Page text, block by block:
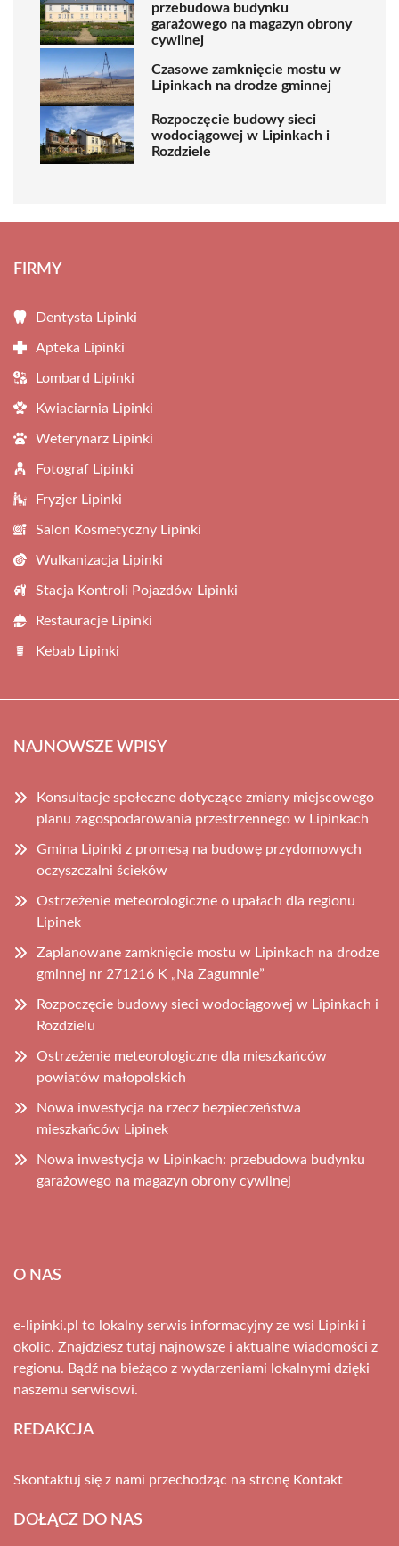
przebudowa budynku
garażowego na magazyn obrony
cywilnej
Czasowe zamknięcie mostu w
Lipinkach na drodze gminnej
Rozpoczęcie budowy sieci
wodociągowej w Lipinkach i
Rozdziele
FIRMY
Dentysta Lipinki
Apteka Lipinki
Lombard Lipinki
Kwiaciarnia Lipinki
Weterynarz Lipinki
Fotograf Lipinki
Fryzjer Lipinki
Salon Kosmetyczny Lipinki
Wulkanizacja Lipinki
Stacja Kontroli Pojazdów Lipinki
Restauracje Lipinki
Kebab Lipinki
NAJNOWSZE WPISY
Konsultacje społeczne dotyczące zmiany miejscowego
planu zagospodarowania przestrzennego w Lipinkach
Gmina Lipinki z promesą na budowę przydomowych
oczyszczalni ścieków
Ostrzeżenie meteorologiczne o upałach dla regionu
Lipinek
Zaplanowane zamknięcie mostu w Lipinkach na drodze
gminnej nr 271216 K „Na Zagumnie”
Rozpoczęcie budowy sieci wodociągowej w Lipinkach i
Rozdzielu
Ostrzeżenie meteorologiczne dla mieszkańców
powiatów małopolskich
Nowa inwestycja na rzecz bezpieczeństwa
mieszkańców Lipinek
Nowa inwestycja w Lipinkach: przebudowa budynku
garażowego na magazyn obrony cywilnej
O NAS
e-lipinki.pl to lokalny serwis informacyjny ze wsi Lipinki i
okolic. Znajdziesz tutaj najnowsze i aktualne wiadomości z
regionu. Bądź na bieżąco z wydarzeniami lokalnymi dzięki
naszemu serwisowi.
REDAKCJA
Skontaktuj się z nami przechodząc na stronę Kontakt
DOŁĄCZ DO NAS